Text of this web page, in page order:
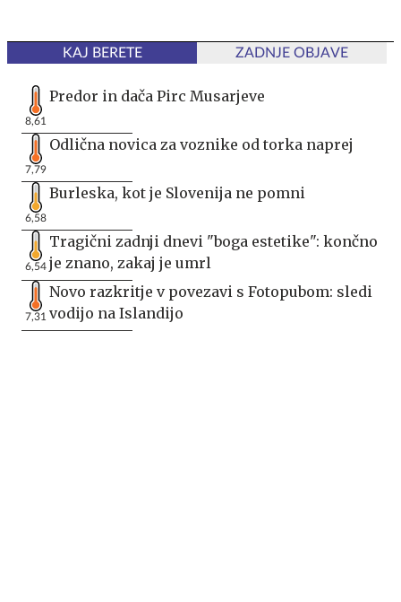
KAJ BERETE ZADNJE OBJAVE
8,61
Predor in dača Pirc Musarjeve
7,79
Odlična novica za voznike od torka naprej
6,58
Burleska, kot je Slovenija ne pomni
6,54
Tragični zadnji dnevi "boga estetike": končno
je znano, zakaj je umrl
7,31
Novo razkritje v povezavi s Fotopubom: sledi
vodijo na Islandijo